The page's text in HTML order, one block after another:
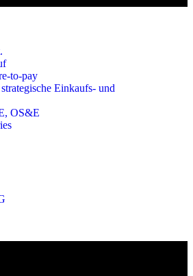
to-pay
Einkaufs- und
OS&E